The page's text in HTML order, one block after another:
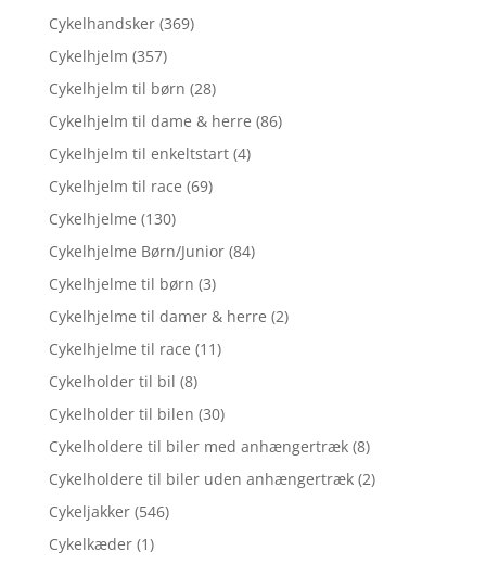
Cykelhandsker (369)
Cykelhjelm (357)
Cykelhjelm til børn (28)
Cykelhjelm til dame & herre (86)
Cykelhjelm til enkeltstart (4)
Cykelhjelm til race (69)
Cykelhjelme (130)
Cykelhjelme Børn/Junior (84)
Cykelhjelme til børn (3)
Cykelhjelme til damer & herre (2)
Cykelhjelme til race (11)
Cykelholder til bil (8)
Cykelholder til bilen (30)
Cykelholdere til biler med anhængertræk (8)
Cykelholdere til biler uden anhængertræk (2)
Cykeljakker (546)
Cykelkæder (1)